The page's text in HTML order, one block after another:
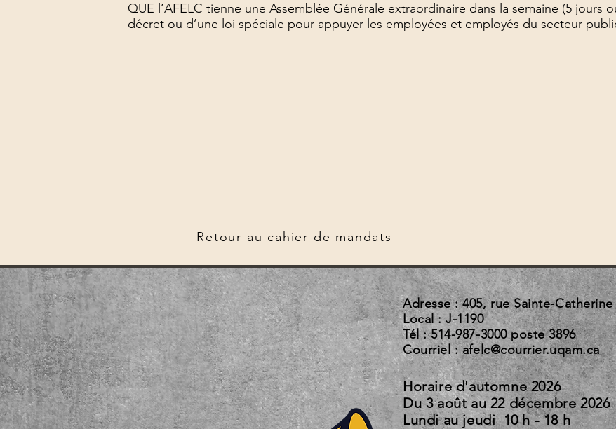
QUE l’AFELC tienne une Assemblée Générale extraordinaire dans la semaine (5 jours
décret ou d’une loi spéciale pour appuyer les employées et employés du secteur
Retour au cahier de mandats
Adresse : 405, rue Sainte-Catherine
Local : J-1190
Tél : 514-987-3000 poste 3896
Courriel :afelc@courrier.uqam.ca
Horaire d'automne 2026
Du 3 août au 22
Lundi au jeudi 10 h - 18 h